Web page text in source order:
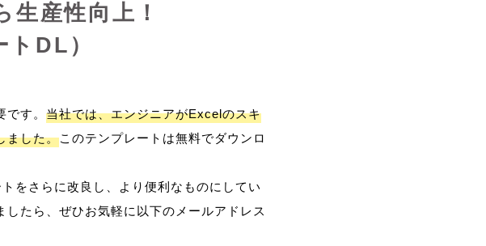
産性向上！
トDL）
す。 当社では、エンジニアがExcelのスキ
ました。このテンプレートは無料でダウンロ
をさらに改良し、より便利なものにしてい
たら、ぜひお気軽に以下のメールアドレス